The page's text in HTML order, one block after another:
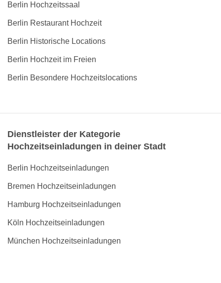
Berlin Hochzeitssaal
Berlin Restaurant Hochzeit
Berlin Historische Locations
Berlin Hochzeit im Freien
Berlin Besondere Hochzeitslocations
Dienstleister der Kategorie
Hochzeitseinladungen in deiner Stadt
Berlin Hochzeitseinladungen
Bremen Hochzeitseinladungen
Hamburg Hochzeitseinladungen
Köln Hochzeitseinladungen
München Hochzeitseinladungen